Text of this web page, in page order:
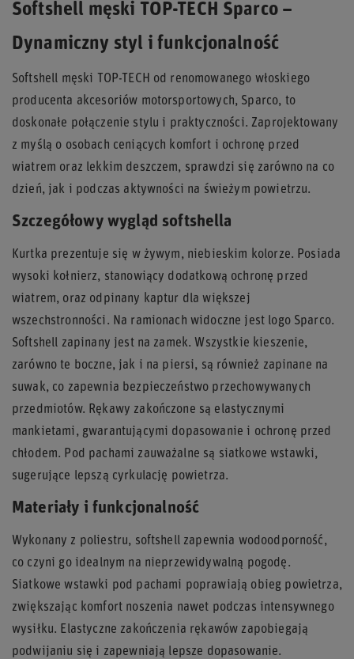
Softshell męski TOP-TECH Sparco –
Dynamiczny styl i funkcjonalność
Softshell męski TOP-TECH od renomowanego włoskiego
producenta akcesoriów motorsportowych, Sparco, to
doskonałe połączenie stylu i praktyczności. Zaprojektowany
z myślą o osobach ceniących komfort i ochronę przed
wiatrem oraz lekkim deszczem, sprawdzi się zarówno na co
dzień, jak i podczas aktywności na świeżym powietrzu.
Szczegółowy wygląd softshella
Kurtka prezentuje się w żywym, niebieskim kolorze. Posiada
wysoki kołnierz, stanowiący dodatkową ochronę przed
wiatrem, oraz odpinany kaptur dla większej
wszechstronności. Na ramionach widoczne jest logo Sparco.
Softshell zapinany jest na zamek. Wszystkie kieszenie,
zarówno te boczne, jak i na piersi, są również zapinane na
suwak, co zapewnia bezpieczeństwo przechowywanych
przedmiotów. Rękawy zakończone są elastycznymi
mankietami, gwarantującymi dopasowanie i ochronę przed
chłodem. Pod pachami zauważalne są siatkowe wstawki,
sugerujące lepszą cyrkulację powietrza.
Materiały i funkcjonalność
Wykonany z poliestru, softshell zapewnia wodoodporność,
co czyni go idealnym na nieprzewidywalną pogodę.
Siatkowe wstawki pod pachami poprawiają obieg powietrza,
zwiększając komfort noszenia nawet podczas intensywnego
wysiłku. Elastyczne zakończenia rękawów zapobiegają
podwijaniu się i zapewniają lepsze dopasowanie.